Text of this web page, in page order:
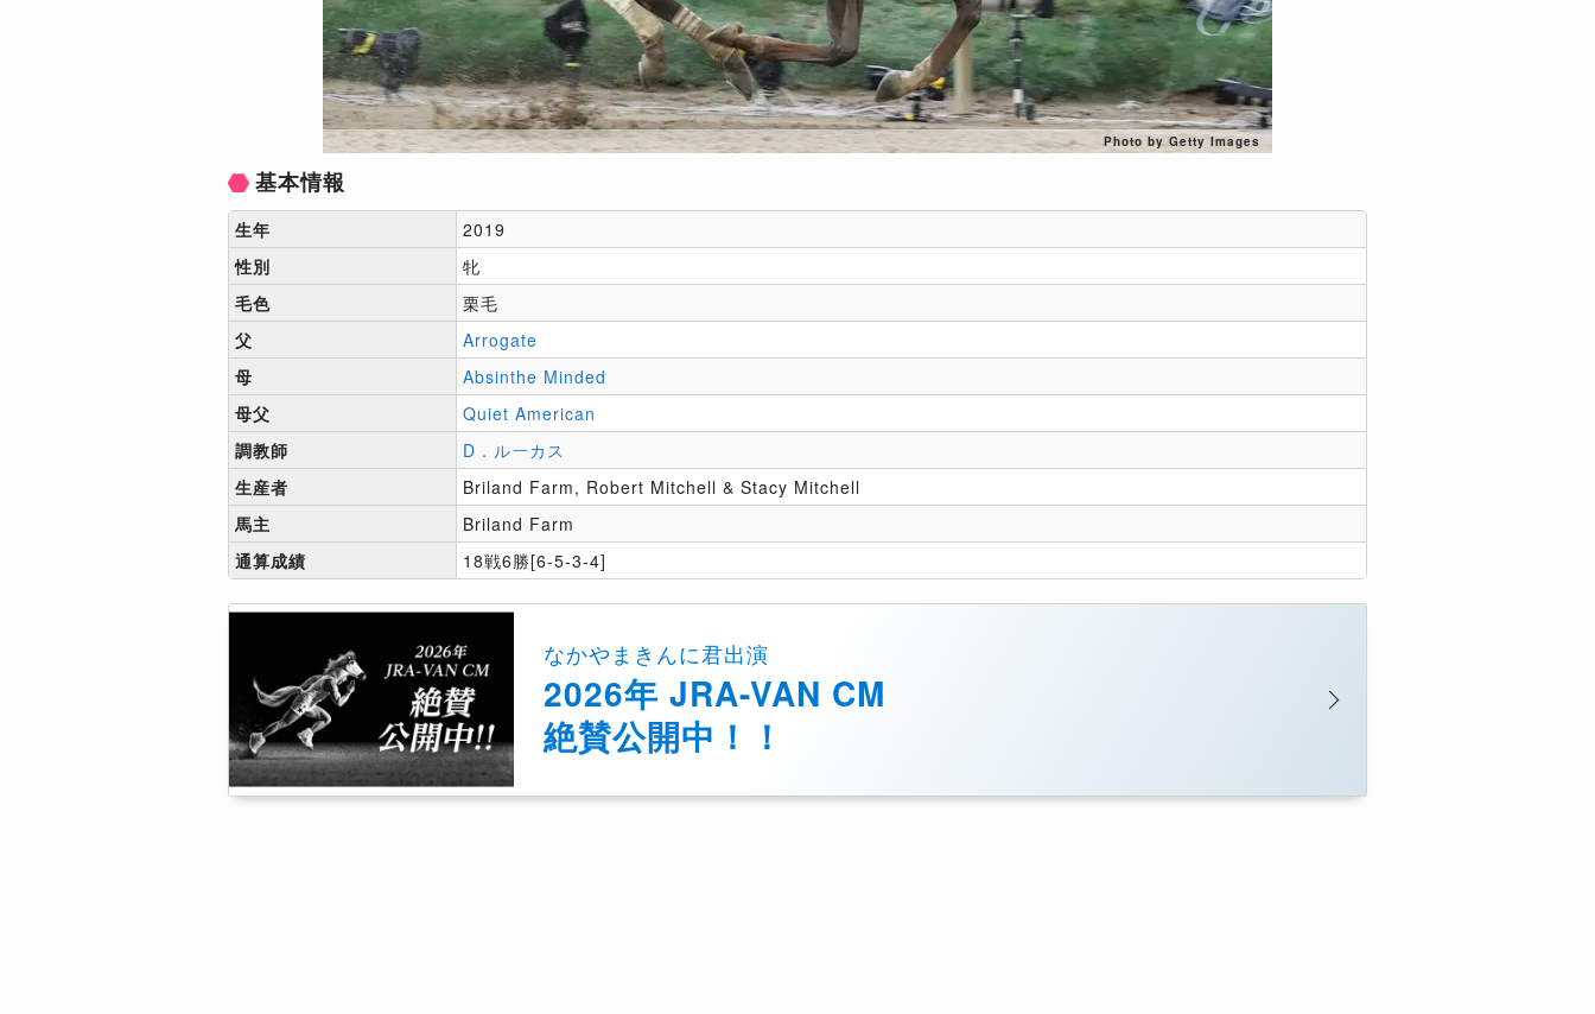
Photo by Getty Images
基本情報
生年
2019
性別
牝
毛色
栗毛
父
Arrogate
母
Absinthe Minded
母父
Quiet American
調教師
D．ルーカス
生産者
Briland Farm, Robert Mitchell & Stacy Mitchell
馬主
Briland Farm
通算成績
18戦6勝[6-5-3-4]
なかやまきんに君出演
2026年 JRA-VAN CM
絶賛公開中！！